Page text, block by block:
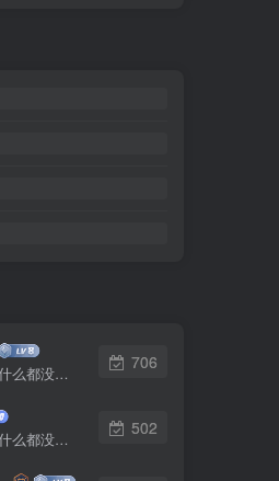
这家伙很懒，什么都没有写...
706
这家伙很懒，什么都没有写...
502